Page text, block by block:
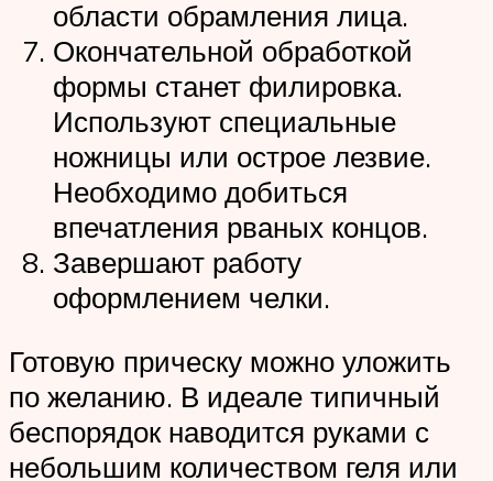
области обрамления лица.
Окончательной обработкой
формы станет филировка.
Используют специальные
ножницы или острое лезвие.
Необходимо добиться
впечатления рваных концов.
Завершают работу
оформлением челки.
Готовую прическу можно уложить
по желанию. В идеале типичный
беспорядок наводится руками с
небольшим количеством геля или